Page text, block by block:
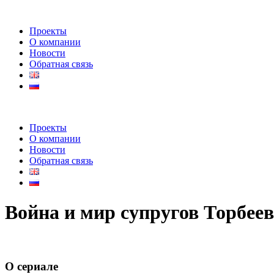
Проекты
О компании
Новости
Обратная связь
Проекты
О компании
Новости
Обратная связь
Война и мир супругов
О сериале